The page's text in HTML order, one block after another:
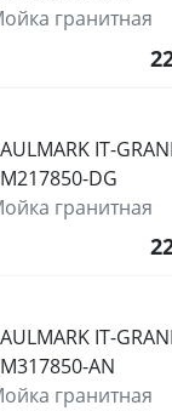
гранитная
IT-
DG
гранитная
IT-
AN
гранитная